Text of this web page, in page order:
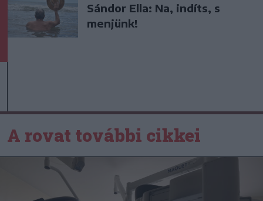
Sándor Ella: Na, indíts, s
menjünk!
A rovat további cikkei